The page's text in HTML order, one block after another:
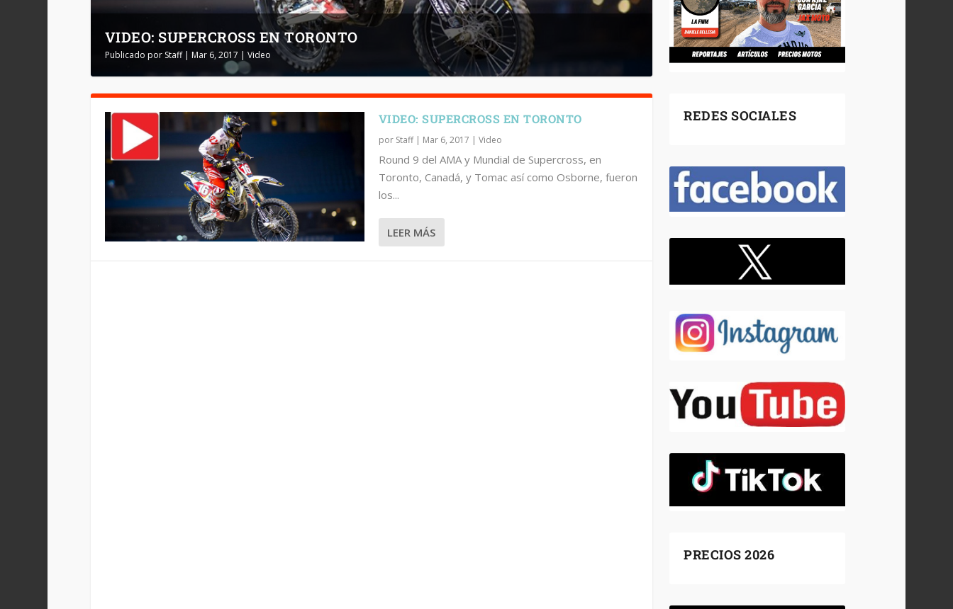
VIDEO: SUPERCROSS EN TORONTO
Publicado por Staff| Mar 6, 2017 | Video
VIDEO: SUPERCROSS EN TORONTO
por Staff| Mar 6, 2017 | Video
Round 9 del AMA y Mundial de Supercross, en
Toronto, Canadá, y Tomac así como Osborne, fueron
los...
LEER MÁS
REDES SOCIALES
PRECIOS 2026